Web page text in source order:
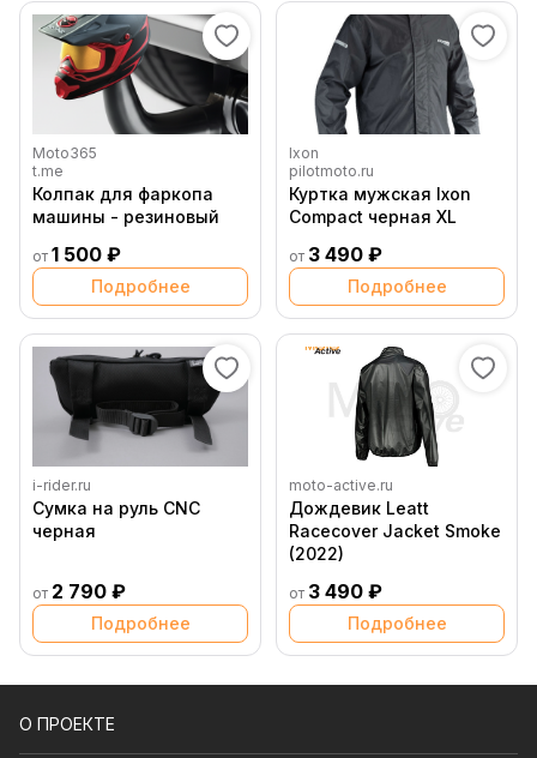
Moto365
t.me
Колпак для фаркопа
машины - резиновый
от 1 500 ₽
Подробнее
Ixon
pilotmoto.ru
Куртка мужская Ixon
Compact черная XL
от 3 490 ₽
Подробнее
i-rider.ru
Сумка на руль CNC
черная
от 2 790 ₽
Подробнее
moto-active.ru
Дождевик Leatt
Racecover Jacket Smoke
(2022)
от 3 490 ₽
Подробнее
О ПРОЕКТЕ